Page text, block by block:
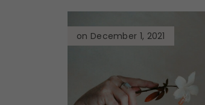
on December 1, 2021